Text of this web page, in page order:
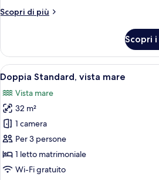
Scopri di più
Altri
Deluxe,
vista
mare
Scopri
Apri
tutte
le
foto
per
Doppia
Standard,
vista
6
Doppia Standard, vista mare
Vista mare
32 m²
1 camera
Per 3 persone
1 letto matrimoniale
Wi-Fi gratuito